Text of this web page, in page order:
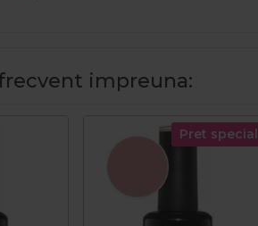
impreuna:
Pret special